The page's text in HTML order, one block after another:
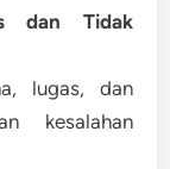
dan Tidak
lugas, dan
kesalahan